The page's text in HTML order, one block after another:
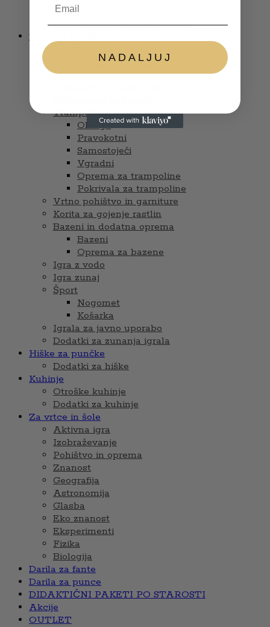
Glasbila
Punčke in dodatki za punčke
Hiške s tobogani
Zunanje otroške hiške
Trampolini
Okrogli
Pravokotni
Samostoječi
Vgradni
Oprema za trampoline
Pokrivala za trampoline
Vrtno pohištvo in garniture
Korita za gojenje rastlin
Bazeni in dodatna oprema
Bazeni
Oprema za bazene
Igra z vodo
Igra zunaj
Šport
Nogomet
Košarka
Igrala za javno uporabo
Dodatki za zunanja igrala
Hiške za punčke
Dodatki za hiške
Kuhinje
Otroške kuhinje
Dodatki za kuhinje
Za vrtce in šole
Aktivna igra
Izobraževanje
Pohištvo in oprema
Znanost
Geografija
Astronomija
Glasba
Eko znanost
Eksperimenti
Fizika
Biologija
Darila za fante
Darila za punce
DIDAKTIČNI PAKETI PO STAROSTI
Akcije
OUTLET
NADALJUJ